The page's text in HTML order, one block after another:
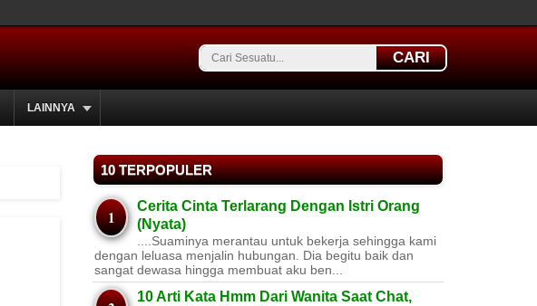
CARI
LAINNYA
10 TERPOPULER
Cerita Cinta Terlarang Dengan Istri Orang
(Nyata)
....Suaminya merantau untuk bekerja sehingga kami
dengan leluasa menjalin hubungan. Dia begitu baik dan
sangat dewasa hingga membuat aku ben...
10 Arti Kata Hmm Dari Wanita Saat Chat,